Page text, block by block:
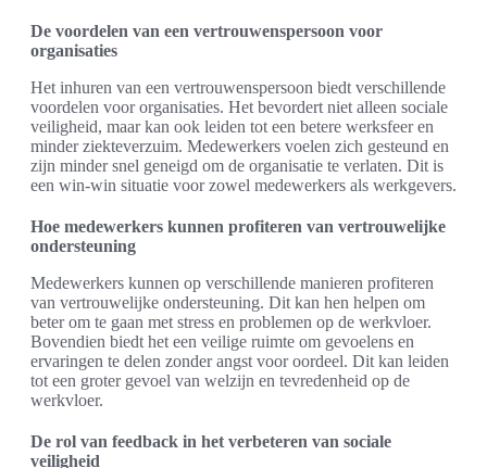
De voordelen van een vertrouwenspersoon voor
organisaties
Het inhuren van een vertrouwenspersoon biedt verschillende
voordelen voor organisaties. Het bevordert niet alleen sociale
veiligheid, maar kan ook leiden tot een betere werksfeer en
minder ziekteverzuim. Medewerkers voelen zich gesteund en
zijn minder snel geneigd om de organisatie te verlaten. Dit is
een win-win situatie voor zowel medewerkers als werkgevers.
Hoe medewerkers kunnen profiteren van vertrouwelijke
ondersteuning
Medewerkers kunnen op verschillende manieren profiteren
van vertrouwelijke ondersteuning. Dit kan hen helpen om
beter om te gaan met stress en problemen op de werkvloer.
Bovendien biedt het een veilige ruimte om gevoelens en
ervaringen te delen zonder angst voor oordeel. Dit kan leiden
tot een groter gevoel van welzijn en tevredenheid op de
werkvloer.
De rol van feedback in het verbeteren van sociale
veiligheid